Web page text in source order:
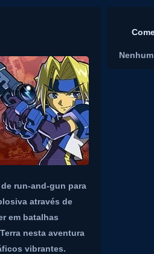
run-and-gun para
através de
em batalhas
nesta aventura
vibrantes.